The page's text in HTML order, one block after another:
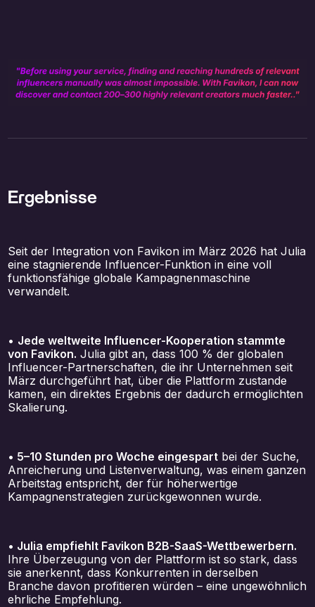
Ergebnisse
Seit der Integration von Favikon im März 2026 hat Julia
eine stagnierende Influencer-Funktion in eine voll
funktionsfähige globale Kampagnenmaschine
verwandelt.
• Jede weltweite Influencer-Kooperation stammte
von Favikon. Julia gibt an, dass 100 % der globalen
Influencer-Partnerschaften, die ihr Unternehmen seit
März durchgeführt hat, über die Plattform zustande
kamen, ein direktes Ergebnis der dadurch ermöglichten
Skalierung.
• 5–10 Stunden pro Woche eingespart bei der Suche,
Anreicherung und Listenverwaltung, was einem ganzen
Arbeitstag entspricht, der für höherwertige
Kampagnenstrategien zurückgewonnen wurde.
• Julia empfiehlt Favikon B2B-SaaS-Wettbewerbern.
Ihre Überzeugung von der Plattform ist so stark, dass
sie anerkennt, dass Konkurrenten in derselben
Branche davon profitieren würden – eine ungewöhnlich
ehrliche Empfehlung.